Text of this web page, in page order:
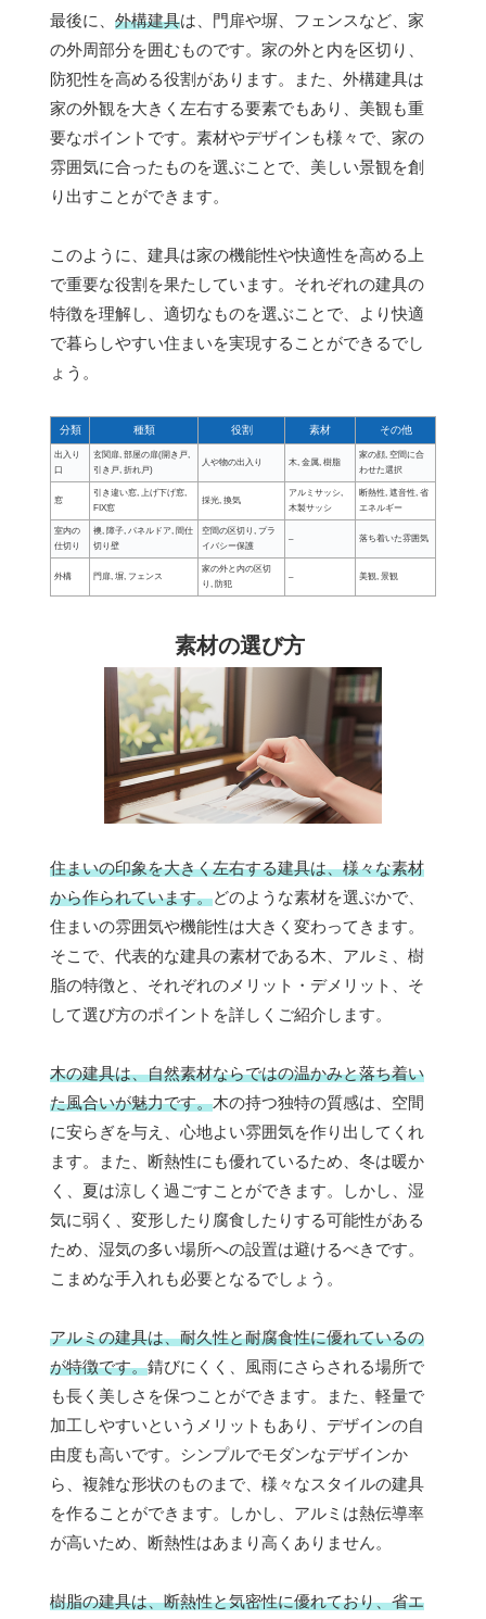
最後に、 外構建具は、門扉や塀、フェンスなど、家
の外周部分を囲むものです。家の外と内を区切り、
防犯性を高める役割があります。また、外構建具は
家の外観を大きく左右する要素でもあり、美観も重
要なポイントです。素材やデザインも様々で、家の
雰囲気に合ったものを選ぶことで、美しい景観を創
り出すことができます。
このように、建具は家の機能性や快適性を高める上
で重要な役割を果たしています。それぞれの建具の
特徴を理解し、適切なものを選ぶことで、より快適
で暮らしやすい住まいを実現することができるでし
ょう。
分類 種類 役割 素材 その他
出入り
口
玄関扉, 部屋の扉(開き戸,
引き戸, 折れ戸)
人や物の出入り 木, 金属, 樹脂
家の顔, 空間に合
わせた選択
窓
引き違い窓, 上げ下げ窓,
FIX窓
採光, 換気
アルミサッシ,
木製サッシ
断熱性, 遮音性, 省
エネルギー
室内の
仕切り
襖, 障子, パネルドア, 間仕
切り壁
空間の区切り, プラ
イバシー保護
– 落ち着いた雰囲気
外構 門扉, 塀, フェンス
家の外と内の区切
り, 防犯
– 美観, 景観
素材の選び方
住まいの印象を大きく左右する建具は、様々な素材
から作られています。どのような素材を選ぶかで、
住まいの雰囲気や機能性は大きく変わってきます。
そこで、代表的な建具の素材である木、アルミ、樹
脂の特徴と、それぞれのメリット・デメリット、そ
して選び方のポイントを詳しくご紹介します。
木の建具は、自然素材ならではの温かみと落ち着い
た風合いが魅力です。木の持つ独特の質感は、空間
に安らぎを与え、心地よい雰囲気を作り出してくれ
ます。また、断熱性にも優れているため、冬は暖か
く、夏は涼しく過ごすことができます。しかし、湿
気に弱く、変形したり腐食したりする可能性がある
ため、湿気の多い場所への設置は避けるべきです。
こまめな手入れも必要となるでしょう。
アルミの建具は、耐久性と耐腐食性に優れているの
が特徴です。錆びにくく、風雨にさらされる場所で
も長く美しさを保つことができます。また、軽量で
加工しやすいというメリットもあり、デザインの自
由度も高いです。シンプルでモダンなデザインか
ら、複雑な形状のものまで、様々なスタイルの建具
を作ることができます。しかし、アルミは熱伝導率
が高いため、断熱性はあまり高くありません。
樹脂の建具は、断熱性と気密性に優れており、省エ